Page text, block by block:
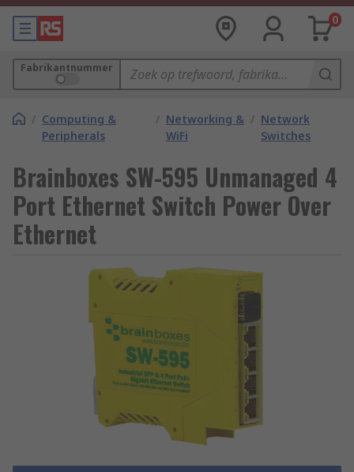
0
Fabrikantnummer
/ Computing &
Peripherals
/ Networking &
WiFi
/ Network
Switches
Brainboxes SW-595 Unmanaged 4
Port Ethernet Switch Power Over
Ethernet